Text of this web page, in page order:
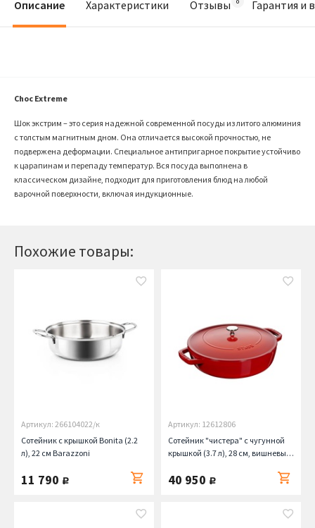
Похожие товары:
Артикул: 266104022/к
Сотейник с крышкой Bonita (2.2
л), 22 см Barazzoni
11 790 руб.
Артикул: 12612806
Сотейник "чистера" с чугунной
крышкой (3.7 л), 28 см, вишневый
40 950 руб.
Описание Характеристики Отзывы Гарантия и
Choc Extreme
Шок экстрим – это серия надежной современной посуды из литого алюминия
с толстым магнитным дном. Она отличается высокой прочностью, не
подвержена деформации. Специальное антипригарное покрытие устойчиво
к царапинам и перепаду температур. Вся посуда выполнена в
классическом дизайне, подходит для приготовления блюд на любой
варочной поверхности, включая индукционные.